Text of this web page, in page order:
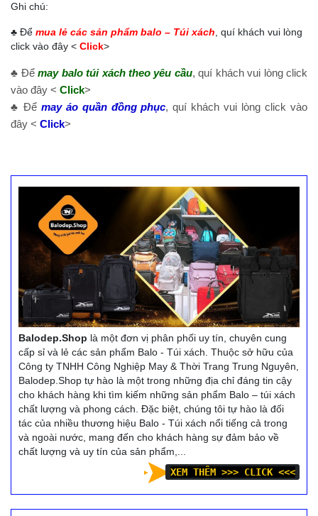
Ghi chú:
♣ Để mua lẻ các sản phẩm balo – Túi xách, quí khách vui lòng
click vào đây < Click>
♣ Đểmay balo túi xách theo yêu cầu, quí khách vui lòng click
vào đây < Click>
♣ Để may áo quần đồng phục, quí khách vui lòng click vào
đây < Click>
Balodep.Shop là một đơn vị phân phối uy tín, chuyên cung
cấp sỉ và lẻ các sản phẩm Balo - Túi xách. Thuộc sở hữu của
Công ty TNHH Công Nghiệp May & Thời Trang Trung Nguyên,
Balodep.Shop tự hào là một trong những địa chỉ đáng tin cậy
cho khách hàng khi tìm kiếm những sản phẩm Balo – túi xách
chất lượng và phong cách. Đặc biệt, chúng tôi tự hào là đối
tác của nhiều thương hiệu Balo - Túi xách nổi tiếng cả trong
và ngoài nước, mang đến cho khách hàng sự đảm bảo về
chất lượng và uy tín của sản phẩm,...
XEM THÊM >>> CLICK <<<